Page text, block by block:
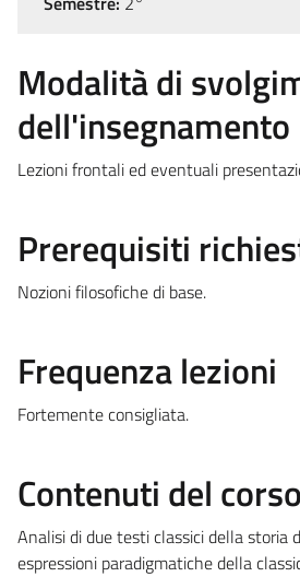
Modalità di
dell'insegnamento
Lezioni frontali ed eventuali
Prerequisiti
Nozioni filosofiche di base.
Frequenza lezioni
Fortemente consigliata.
Contenuti del corso
Analisi di due testi classici della storia
espressioni paradigmatiche della